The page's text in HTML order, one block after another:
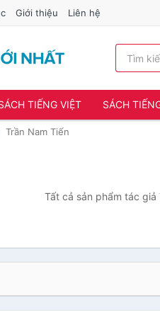
Giới thiệu Liên hệ
TIẾNG VIỆT SÁCH
Trần Nam Tiến
Tất cả sản phẩm tác